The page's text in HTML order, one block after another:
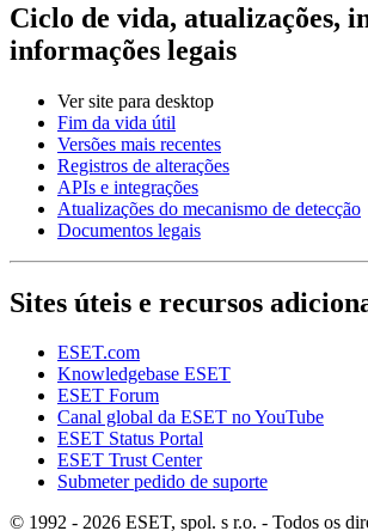
Ciclo de vida, atualizações,
informações legais
Ver site para desktop
Fim da vida útil
Versões mais recentes
Registros de alterações
APIs e integrações
Atualizações do mecanismo de detecção
Documentos legais
Sites úteis e recursos
ESET.com
Knowledgebase ESET
ESET Forum
Canal global da ESET no YouTube
ESET Status Portal
ESET Trust Center
Submeter pedido de suporte
© 1992 - 2026 ESET, spol. s r.o. - Todos os